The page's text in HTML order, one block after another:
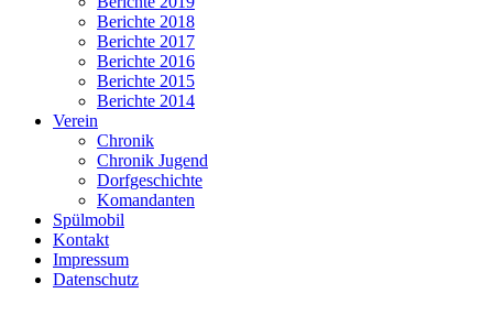
Berichte 2018
Berichte 2017
Berichte 2016
Berichte 2015
Berichte 2014
Verein
Chronik
Chronik Jugend
Dorfgeschichte
Komandanten
Spülmobil
Kontakt
Impressum
Datenschutz